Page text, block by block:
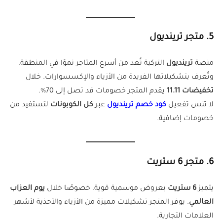
5. متجر ترينديول
منصة ترينديول التركية تُعد من أسرع المتاجر نموًا في المنطقة،
وتُعرف بتشكيلاتها الفريدة من الأزياء والإكسسوارات. خلال
تخفيضات 11.11
يقدم المتجر خصومات قد تصل إلى 70%.
لا تنس تفعيل كود خصم ترينديول عبركل الكوبونات لتستفيد من
خصومات إضافية.
6. متجر 6 ستريت
يتميز6 ستريت بعروض موسمية قوية، خصوصًا خلال يوم العزاب
العالمي. يوفر المتجر تشكيلات مميزة من الأزياء والأحذية لأشهر
العلامات التجارية.